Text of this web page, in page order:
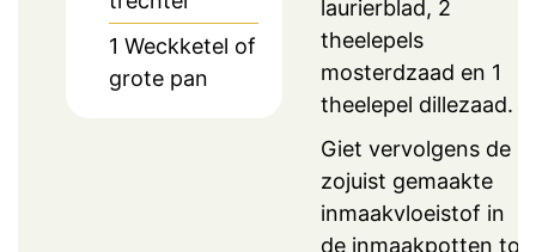
1 Weckketel of
grote pan
laurierblad, 2
theelepels
mosterdzaad en 1
theelepel dillezaad.
Giet vervolgens de
zojuist gemaakte
inmaakvloeistof in
de inmaakpotten tot